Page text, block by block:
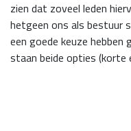
zien dat zoveel leden
hetgeen ons als bestuur
een goede keuze
staan beide opties (korte